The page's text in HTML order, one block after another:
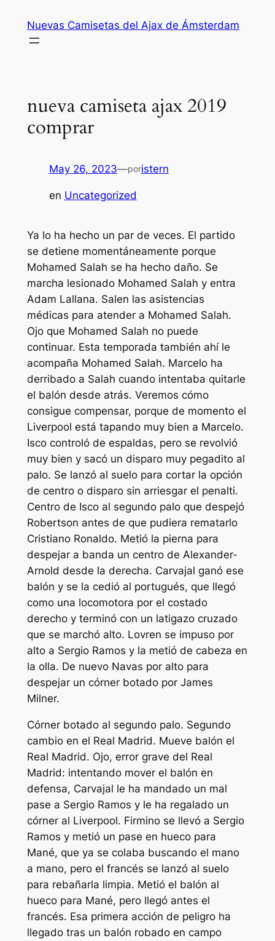
contenido
Nuevas Camisetas del Ajax de Ámsterdam
nueva camiseta ajax 2019
comprar
May 26, 2023—poristern
en Uncategorized
Ya lo ha hecho un par de veces. El partido
se detiene momentáneamente porque
Mohamed Salah se ha hecho daño. Se
marcha lesionado Mohamed Salah y entra
Adam Lallana. Salen las asistencias
médicas para atender a Mohamed Salah.
Ojo que Mohamed Salah no puede
continuar. Esta temporada también ahí le
acompaña Mohamed Salah. Marcelo ha
derribado a Salah cuando intentaba quitarle
el balón desde atrás. Veremos cómo
consigue compensar, porque de momento el
Liverpool está tapando muy bien a Marcelo.
Isco controló de espaldas, pero se revolvió
muy bien y sacó un disparo muy pegadito al
palo. Se lanzó al suelo para cortar la opción
de centro o disparo sin arriesgar el penalti.
Centro de Isco al segundo palo que despejó
Robertson antes de que pudiera rematarlo
Cristiano Ronaldo. Metió la pierna para
despejar a banda un centro de Alexander-
Arnold desde la derecha. Carvajal ganó ese
balón y se la cedió al portugués, que llegó
como una locomotora por el costado
derecho y terminó con un latigazo cruzado
que se marchó alto. Lovren se impuso por
alto a Sergio Ramos y la metió de cabeza en
la olla. De nuevo Navas por alto para
despejar un córner botado por James
Milner.
Córner botado al segundo palo. Segundo
cambio en el Real Madrid. Mueve balón el
Real Madrid. Ojo, error grave del Real
Madrid: intentando mover el balón en
defensa, Carvajal le ha mandado un mal
pase a Sergio Ramos y le ha regalado un
córner al Liverpool. Firmino se llevó a Sergio
Ramos y metió un pase en hueco para
Mané, que ya se colaba buscando el mano
a mano, pero el francés se lanzó al suelo
para rebañarla limpia. Metió el balón al
hueco para Mané, pero llegó antes el
francés. Esa primera acción de peligro ha
llegado tras un balón robado en campo